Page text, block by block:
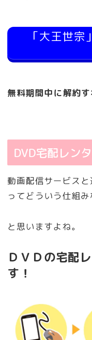
｢大王世宗
無料期間中に解約
DVD宅配レン
動画配信サービス
ってどういう仕組
と思いますよね。
ＤＶＤの宅配
す！